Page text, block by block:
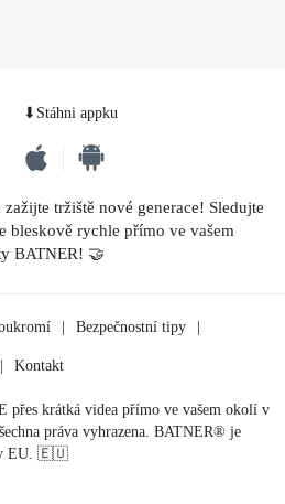
⬇Stáhni appku
tržiště nové generace! Sledujte
bleskově rychle přímo ve vašem
BATNER! 🤝
Bezpečnostní tipy
Kontakt
přes krátká videa přímo ve vašem okolí v
práva vyhrazena. BATNER® je
v EU. 🇪🇺